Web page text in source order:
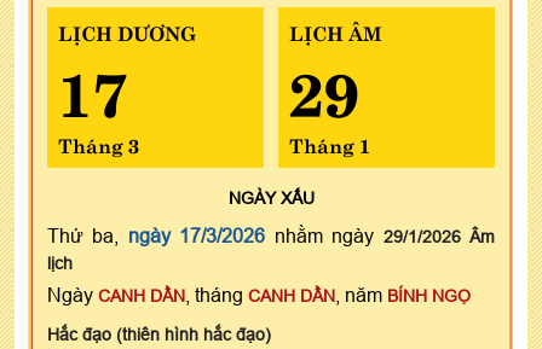
LỊCH DƯƠNG
17
Tháng 3
LỊCH ÂM
29
Tháng 1
NGÀYXẤU
Thứ ba, ngày 17/3/2026 nhằm ngày 29/1/2026 Âm
lịch
Ngày CANH DẦN , tháng CANH DẦN , năm BÍNH NGỌ
Hắc đạo (thiên hình hắc đạo)